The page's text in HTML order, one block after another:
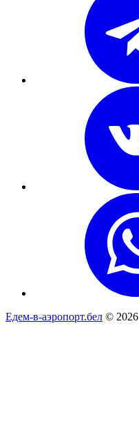
Едем-в-аэропорт.бел © 2026